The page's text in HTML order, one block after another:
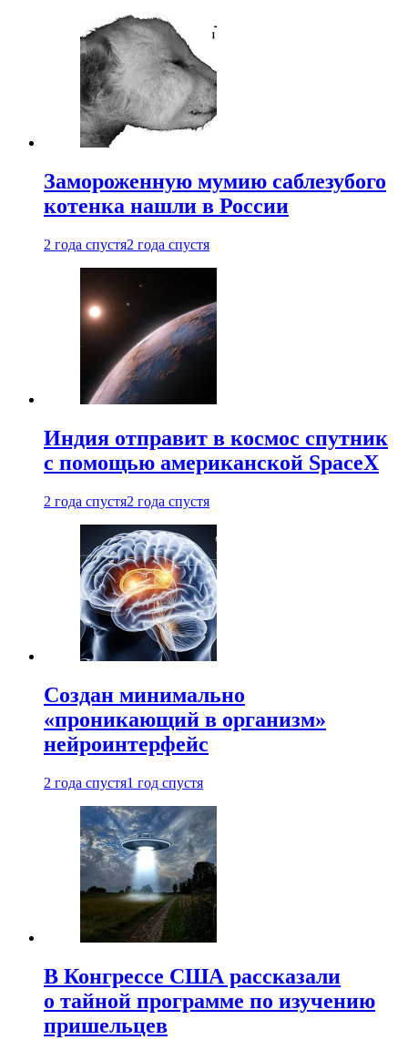
Замороженную мумию саблезубого
котенка нашли в России
2 года спустя2 года спустя
Индия отправит в космос спутник
с помощью американской SpaceX
2 года спустя2 года спустя
Создан минимально
«проникающий в организм»
нейроинтерфейс
2 года спустя1 год спустя
В Конгрессе США рассказали
о тайной программе по изучению
пришельцев